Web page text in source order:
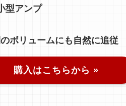
型アンプ
ボリュームにも自然に追従
購入はこちらから »